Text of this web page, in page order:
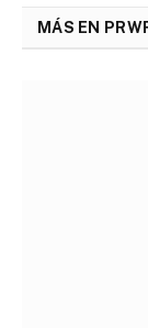
MÁS EN